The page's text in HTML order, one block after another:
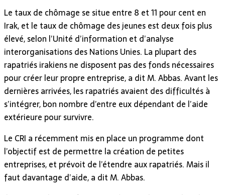
Le taux de chômage se situe entre 8 et 11 pour cent en
Irak, et le taux de chômage des jeunes est deux fois plus
élevé, selon l’Unité d’information et d’analyse
interorganisations des Nations Unies. La plupart des
rapatriés irakiens ne disposent pas des fonds nécessaires
pour créer leur propre entreprise, a dit M. Abbas. Avant les
dernières arrivées, les rapatriés avaient des difficultés à
s’intégrer, bon nombre d’entre eux dépendant de l’aide
extérieure pour survivre.
Le CRI a récemment mis en place un programme dont
l’objectif est de permettre la création de petites
entreprises, et prévoit de l’étendre aux rapatriés. Mais il
faut davantage d’aide, a dit M. Abbas.